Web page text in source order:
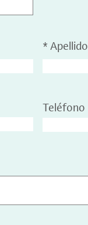
* Apellido
Teléfono